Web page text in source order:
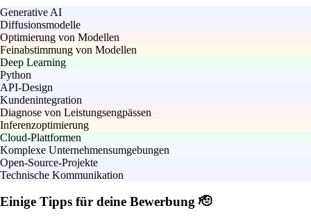
Generative AI
Diffusionsmodelle
Optimierung von Modellen
Feinabstimmung von Modellen
Deep Learning
Python
API-Design
Kundenintegration
Diagnose von Leistungsengpässen
Inferenzoptimierung
Cloud-Plattformen
Komplexe Unternehmensumgebungen
Open-Source-Projekte
Technische Kommunikation
Einige Tipps für deine Bewerbung 🫡